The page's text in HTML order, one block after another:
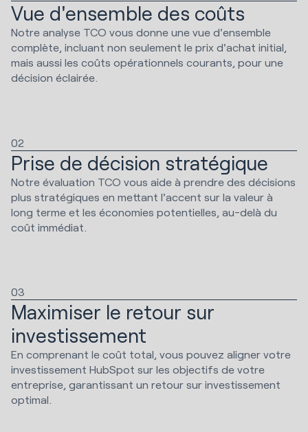
Vue d'ensemble des coûts
Notre analyse TCO vous donne une vue d'ensemble
complète, incluant non seulement le prix d'achat initial,
mais aussi les coûts opérationnels courants, pour une
décision éclairée.
02
Prise de décision stratégique
Notre évaluation TCO vous aide à prendre des décisions
plus stratégiques en mettant l'accent sur la valeur à
long terme et les économies potentielles, au-delà du
coût immédiat.
03
Maximiser le retour sur
investissement
En comprenant le coût total, vous pouvez aligner votre
investissement HubSpot sur les objectifs de votre
entreprise, garantissant un retour sur investissement
optimal.